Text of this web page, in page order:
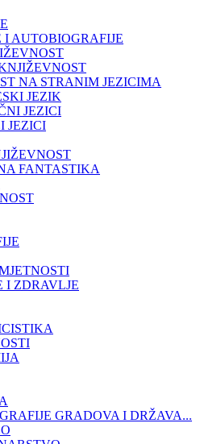
I AUTOBIOGRAFIJE
NA STRANIM JEZICIMA
JEZIK
JEZICI
JEZICI
FANTASTIKA
I ZDRAVLJE
GRADOVA I DRŽAVA...